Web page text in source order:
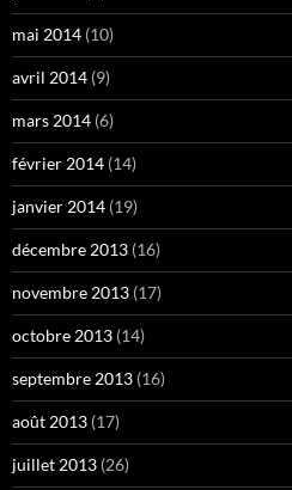
mai 2014 (10)
avril 2014 (9)
mars 2014 (6)
février 2014 (14)
janvier 2014 (19)
décembre 2013 (16)
novembre 2013 (17)
octobre 2013 (14)
septembre 2013 (16)
août 2013 (17)
juillet 2013 (26)